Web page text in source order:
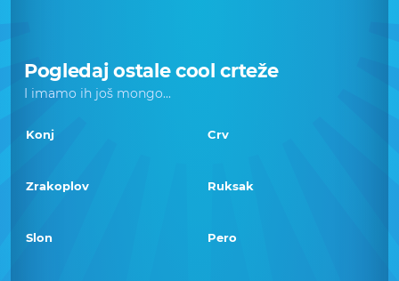
Pogledaj ostale cool crteže
I imamo ih još mongo...
Konj Crv
Zrakoplov Ruksak
Slon Pero